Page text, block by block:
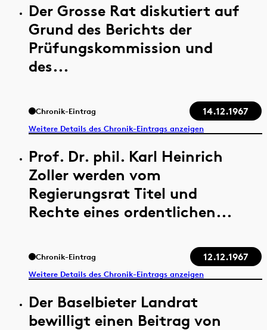
Der Grosse Rat diskutiert auf
Grund des Berichts der
Prüfungskommission und
des...
Chronik-Eintrag 14.12.1967
Weitere Details des Chronik-Eintrags anzeigen
Prof. Dr. phil. Karl Heinrich
Zoller werden vom
Regierungsrat Titel und
Rechte eines ordentlichen...
Chronik-Eintrag 12.12.1967
Weitere Details des Chronik-Eintrags anzeigen
Der Baselbieter Landrat
bewilligt einen Beitrag von